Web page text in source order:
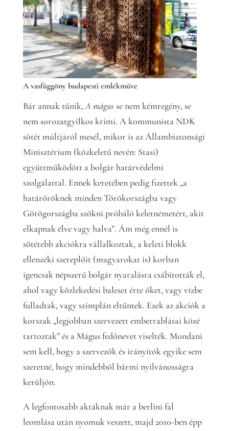
A vasfüggöny budapesti emlékműve
Bár annak tűnik,A mágus se nem kémregény, se
nem sorozatgyilkos krimi. A kommunista NDK
sötét múltjáról mesél, mikor is az Állambiztonsági
Minisztérium (közkeletű nevén: Stasi)
együttműködött a bolgár határvédelmi
szolgálattal. Ennek keretében pedig fizettek „a
határőröknek minden Törökországba vagy
Görögországba szökni próbáló keletnémetért, akit
elkapnak élve vagy halva”. Ám még ennél is
sötétebb akciókra vállalkoztak, a keleti blokk
ellenzéki szereplőit (magyarokat is) korban
igencsak népszerű bolgár nyaralásra csábították el,
ahol vagy közlekedési baleset érte őket, vagy vízbe
fulladtak, vagy szimplán eltűntek. Ezek az akciók a
korszak „legjobban szervezett emberrablásai közé
tartoztak” és a Mágus fedőnevet viselték. Mondani
sem kell, hogy a szervezők és irányítók egyike sem
szeretné, hogy mindebből bármi nyilvánosságra
kerüljön.
A legfontosabb aktáknak már a berlini fal
leomlása után nyomuk veszett, majd 2010-ben épp